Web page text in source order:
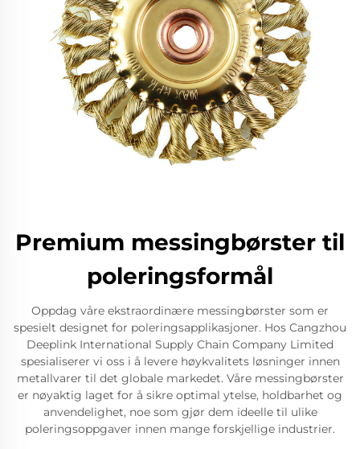
Premium messingbørster til
poleringsformål
Oppdag våre ekstraordinære messingbørster som er
spesielt designet for poleringsapplikasjoner. Hos Cangzhou
Deeplink International Supply Chain Company Limited
spesialiserer vi oss i å levere høykvalitets løsninger innen
metallvarer til det globale markedet. Våre messingbørster
er nøyaktig laget for å sikre optimal ytelse, holdbarhet og
anvendelighet, noe som gjør dem ideelle til ulike
poleringsoppgaver innen mange forskjellige industrier.